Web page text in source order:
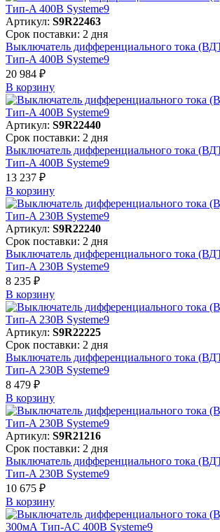
Артикул: S9R22463
Срок поставки: 2 дня
Выключатель дифференциального тока
Тип-A 400В Systeme9
20 984 ₽
В корзинy
Артикул: S9R22440
Срок поставки: 2 дня
Выключатель дифференциального тока
Тип-A 400В Systeme9
13 237 ₽
В корзинy
Артикул: S9R22240
Срок поставки: 2 дня
Выключатель дифференциального тока
Тип-A 230В Systeme9
8 235 ₽
В корзинy
Артикул: S9R22225
Срок поставки: 2 дня
Выключатель дифференциального тока
Тип-A 230В Systeme9
8 479 ₽
В корзинy
Артикул: S9R21216
Срок поставки: 2 дня
Выключатель дифференциального тока
Тип-A 230В Systeme9
10 675 ₽
В корзинy